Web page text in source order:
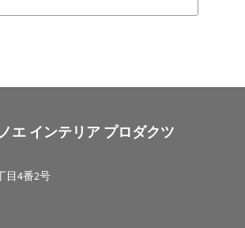
エ インテリア プロダクツ
目4番2号